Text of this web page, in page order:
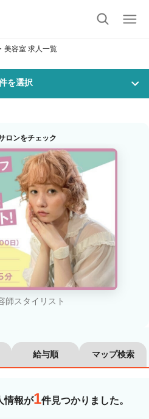
美容室 求人一覧
を選択
村を選択
美容師アシスタント
フロント・レセプション
アイリスト
営業・販売スタッフ・その他
ロンをチェック
師スタイリスト
給与順 マップ検索
情報が1件見つかりました。